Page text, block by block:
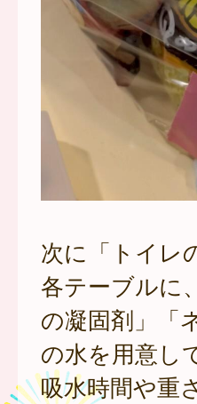
次に「トイレ
各テーブルに
の凝固剤」「
の水を用意し
吸水時間や重